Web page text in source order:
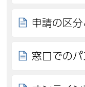
申請の区
窓口での